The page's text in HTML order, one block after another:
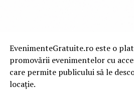
EvenimenteGratuite.ro este o
promovării evenimentelor cu
care permite publicului să le
locație.